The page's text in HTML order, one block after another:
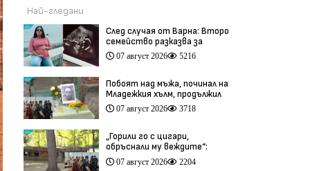
Най-гледани
След случая от Варна: Второ
семейство разказва за
трагедия след бременност
при същия лекар (видео)
07 август 2026 5216
Побоят над мъжа, починал на
Младежкия хълм, продължил
повече от час (видео)
07 август 2026 3718
„Горили го с цигари,
обръснали му веждите“:
Побойниците от Пловдив
остават в ареста (видео)
07 август 2026 2204